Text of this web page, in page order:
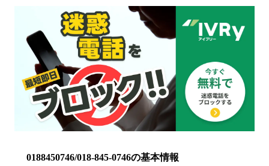
0188450746/018-845-0746の基本情報